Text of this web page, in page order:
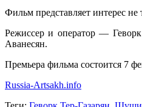
Фильм представляет интерес
Режиссер и оператор —
Аванесян.
Премьера фильма состоится 7
Russia-Artsakh.info